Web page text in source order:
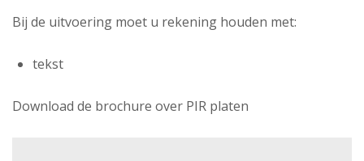
Bij de uitvoering moet u rekening houden met:
tekst
Download de brochure over PIR platen